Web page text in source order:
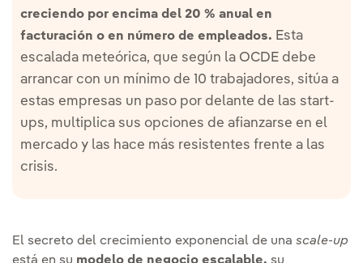
creciendo por encima del 20 % anual en
facturación o en número de empleados. Esta
escalada meteórica, que según la OCDE debe
arrancar con un mínimo de 10 trabajadores, sitúa a
estas empresas un paso por delante de las start-
ups, multiplica sus opciones de afianzarse en el
mercado y las hace más resistentes frente a las
crisis.
El secreto del crecimiento exponencial de una scale-up
está en su modelo de negocio escalable, su